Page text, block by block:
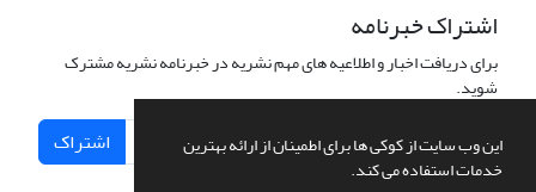
این وب سایت از کوکی ها برای اطمینان از ارائه بهترین
خدمات استفاده می کند.
اشتراک خبرنامه
برای دریافت اخبار و اطلاعیه های مهم نشریه در خبرنامه نشریه مشترک
شوید.
اشتراک